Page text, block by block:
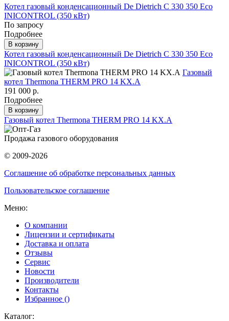
Котел газовый конденсационный De Dietrich C 330 350 Eco
INICONTROL (350 кВт)
По запросу
Подробнее
В корзину
Котел газовый конденсационный De Dietrich C 330 350 Eco
INICONTROL (350 кВт)
Газовый
котел Thermona THERM PRO 14 KX.A
191 000 р.
Подробнее
В корзину
Газовый котел Thermona THERM PRO 14 KX.A
Продажа газового оборудования
© 2009-2026
Соглашение об обработке персональных данных
Пользовательское соглашение
Меню:
О компании
Лицензии и сертификаты
Доставка и оплата
Отзывы
Сервис
Новости
Производители
Контакты
Избранное ()
Каталог: